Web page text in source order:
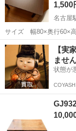
1,500
名古屋
サイズ 幅80×奥行60×高さ36cm ニトリで約3千円く
たが違うのを使う事に
はありませんが半年く
愛知 名古屋市
【実
ませ
状態が
COYASH